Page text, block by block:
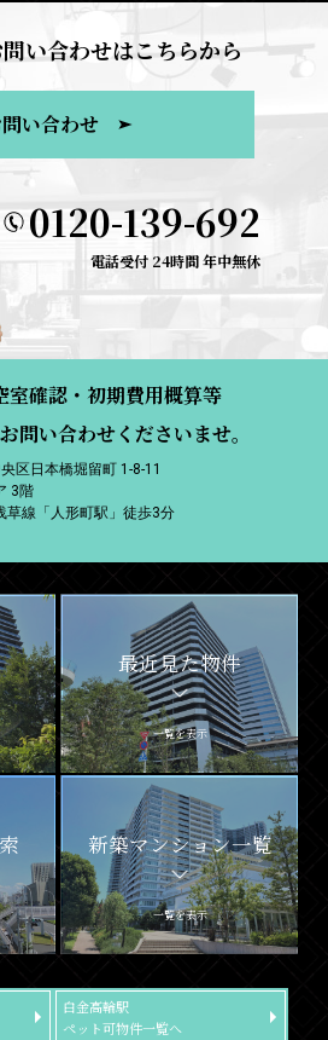
い合わせはこちらから
い合わせ
0120-139-692
電話受付 24時間 年中無休
室確認・初期費用概算等
問い合わせくださいませ。
区日本橋堀留町 1-8-11
3階
草線「人形町駅」徒歩3分
最近見た物件
一覧を表示
新築マンション一覧
一覧を表示
白金高輪駅
ペット可物件一覧へ